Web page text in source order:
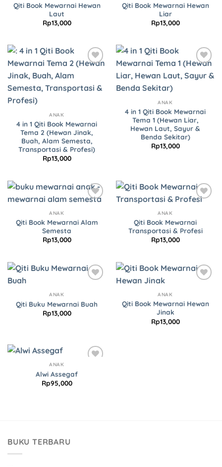
Qiti Book Mewarnai Hewan
Laut
Rp13,000
Qiti Book Mewarnai Hewan
Liar
Rp13,000
ANAK
4 in 1 Qiti Book Mewarnai
Tema 2 (Hewan Jinak,
Buah, Alam Semesta,
Transportasi & Profesi)
Rp13,000
Wishlist
ANAK
4 in 1 Qiti Book Mewarnai
Tema 1 (Hewan Liar,
Hewan Laut, Sayur &
Benda Sekitar)
Rp13,000
ANAK
Qiti Book Mewarnai Alam
Semesta
Rp13,000
ANAK
Qiti Book Mewarnai
Transportasi & Profesi
Rp13,000
ANAK
Qiti Buku Mewarnai Buah
Rp13,000
ANAK
Qiti Book Mewarnai Hewan
Jinak
Rp13,000
ANAK
Alwi Assegaf
Rp95,000
BUKU TERBARU